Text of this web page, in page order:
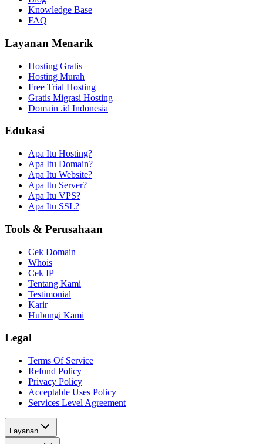
Knowledge Base
FAQ
Layanan Menarik
Hosting Gratis
Hosting Murah
Free Trial Hosting
Gratis Migrasi Hosting
Domain .id Indonesia
Edukasi
Apa Itu Hosting?
Apa Itu Domain?
Apa Itu Website?
Apa Itu Server?
Apa Itu VPS?
Apa Itu SSL?
Tools & Perusahaan
Cek Domain
Whois
Cek IP
Tentang Kami
Testimonial
Karir
Hubungi Kami
Legal
Terms Of Service
Refund Policy
Privacy Policy
Acceptable Uses Policy
Services Level Agreement
Layanan